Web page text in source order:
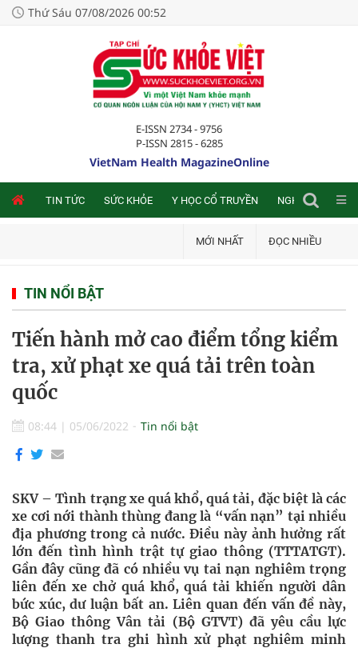
Thứ Sáu 07/08/2026 00:52
E-ISSN 2734 - 9756
P-ISSN 2815 - 6285
VietNam Health MagazineOnline
TIN TỨC SỨC KHỎE Y HỌC CỔ TRUYỀN NGHIÊN CỨU
MỚI NHẤT ĐỌC NHIỀU
TIN NỔI BẬT
Tiến hành mở cao điểm tổng kiểm
tra, xử phạt xe quá tải trên toàn
quốc
08:44 | 05/06/2022 Tin nổi bật
SKV – Tình trạng xe quá khổ, quá tải, đặc biệt là các
xe cơi nới thành thùng đang là “vấn nạn” tại nhiều
địa phương trong cả nước. Điều này ảnh hưởng rất
lớn đến tình hình trật tự giao thông (TTTATGT).
Gần đây cũng đã có nhiều vụ tai nạn nghiêm trọng
liên đến xe chở quá khổ, quá tải khiến người dân
bức xúc, dư luận bất an. Liên quan đến vấn đề này,
Bộ Giao thông Vân tải (Bộ GTVT) đã yêu cầu lực
lượng thanh tra ghi hình xử phạt nghiêm minh